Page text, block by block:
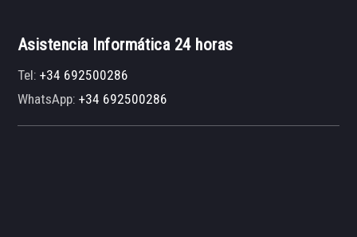
Asistencia Informática 24 horas
Tel:+34 692500286
WhatsApp:+34 692500286